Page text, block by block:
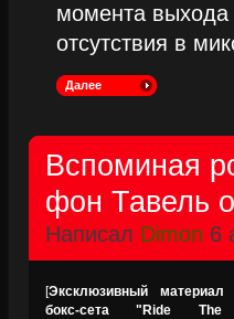
момента выхода
отсутствия в
Далее
Вспоминая
фон Тавель
Написал Dimon 6
[Эксклюзивный материал
бокс-сета "Ride The